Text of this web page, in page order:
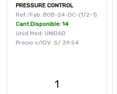
PRESSURE CONTROL
Ref./Fab: BOB-24-DC-(1/2-1)
Cant.Disponible: 14
Unid.Med: UNIDAD
Precio c/IGV: S/ 39.54